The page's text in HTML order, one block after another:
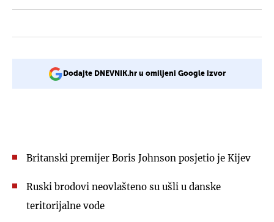
Dodajte DNEVNIK.hr u omiljeni Google izvor
Britanski premijer Boris Johnson posjetio je Kijev
Ruski brodovi neovlašteno su ušli u danske
teritorijalne vode